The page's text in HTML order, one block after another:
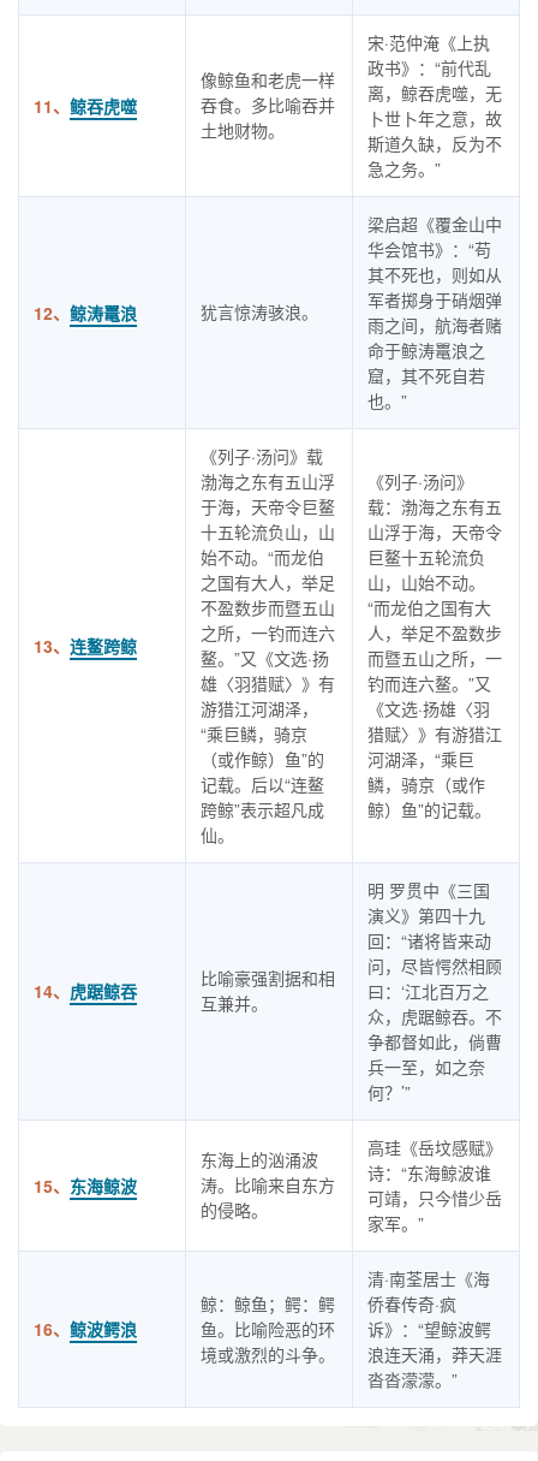
11、 鲸吞虎噬
像鲸鱼和老虎一样
吞食。多比喻吞并
土地财物。
宋·范仲淹《上执
政书》：“前代乱
离，鲸吞虎噬，无
卜世卜年之意，故
斯道久缺，反为不
急之务。”
12、 鲸涛鼍浪 犹言惊涛骇浪。
梁启超《覆金山中
华会馆书》：“苟
其不死也，则如从
军者掷身于硝烟弹
雨之间，航海者赌
命于鲸涛鼍浪之
窟，其不死自若
也。”
13、 连鳌跨鲸
《列子·汤问》载
渤海之东有五山浮
于海，天帝令巨鳌
十五轮流负山，山
始不动。“而龙伯
之国有大人，举足
不盈数步而暨五山
之所，一钓而连六
鳌。”又《文选·扬
雄〈羽猎赋〉》有
游猎江河湖泽，
“乘巨鳞，骑京
（或作鲸）鱼”的
记载。后以“连鳌
跨鲸”表示超凡成
仙。
《列子·汤问》
载：渤海之东有五
山浮于海，天帝令
巨鳌十五轮流负
山，山始不动。
“而龙伯之国有大
人，举足不盈数步
而暨五山之所，一
钓而连六鳌。”又
《文选·扬雄〈羽
猎赋〉》有游猎江
河湖泽，“乘巨
鳞，骑京（或作
鲸）鱼”的记载。
14、 虎踞鲸吞
比喻豪强割据和相
互兼并。
明 罗贯中《三国
演义》第四十九
回：“诸将皆来动
问，尽皆愕然相顾
曰：‘江北百万之
众，虎踞鲸吞。不
争都督如此，倘曹
兵一至，如之奈
何？’”
15、 东海鲸波
东海上的汹涌波
涛。比喻来自东方
的侵略。
高珪《岳坟感赋》
诗：“东海鲸波谁
可靖，只今惜少岳
家军。”
16、 鲸波鳄浪
鲸：鲸鱼；鳄：鳄
鱼。比喻险恶的环
境或激烈的斗争。
清·南荃居士《海
侨春传奇·疯
诉》：“望鲸波鳄
浪连天涌，莽天涯
沓沓濛濛。”